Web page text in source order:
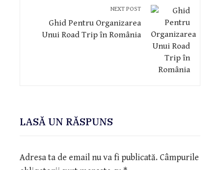
NEXT POST
Ghid Pentru Organizarea
Unui Road Trip în România
LASĂ UN RĂSPUNS
Adresa ta de email nu va fi publicată. Câmpurile